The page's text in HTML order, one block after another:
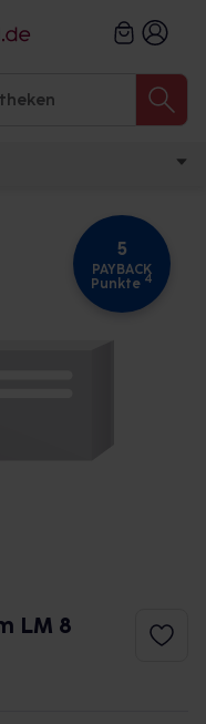
5
PAYBACK
Punkte 4
LM 8